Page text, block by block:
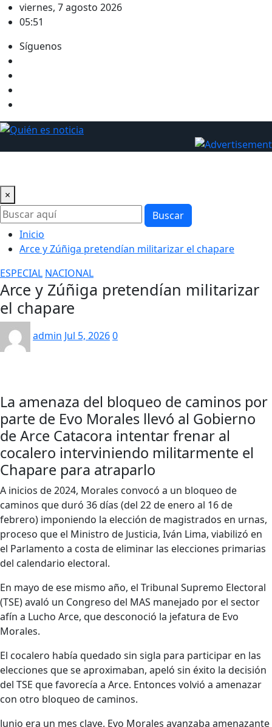
Saltarviernes, 7 agosto 2026
05:51
Síguenos
×
Buscar
Inicio
Arce y Zúñiga pretendían militarizar el chapare
ESPECIAL NACIONAL
Arce y Zúñiga pretendían militarizar
el chapare
admin Jul 5, 20260
La amenaza del bloqueo de caminos por
parte de Evo Morales llevó al Gobierno
de Arce Catacora intentar frenar al
cocalero interviniendo militarmente el
Chapare para atraparlo
A inicios de 2024, Morales convocó a un bloqueo de
caminos que duró 36 días (del 22 de enero al 16 de
febrero) imponiendo la elección de magistrados en urnas,
proceso que el Ministro de Justicia, Iván Lima, viabilizó en
el Parlamento a costa de eliminar las elecciones primarias
del calendario electoral.
En mayo de ese mismo año, el Tribunal Supremo Electoral
(TSE) avaló un Congreso del MAS manejado por el sector
afín a Lucho Arce, que desconoció la jefatura de Evo
Morales.
El cocalero había quedado sin sigla para participar en las
elecciones que se aproximaban, apeló sin éxito la decisión
del TSE que favorecía a Arce. Entonces volvió a amenazar
con otro bloqueo de caminos.
Junio era un mes clave. Evo Morales avanzaba amenazante